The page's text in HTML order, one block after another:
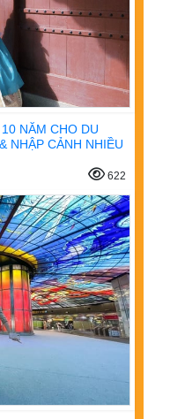
NĂM CHO DU
NHẬP CẢNH NHIỀU
622